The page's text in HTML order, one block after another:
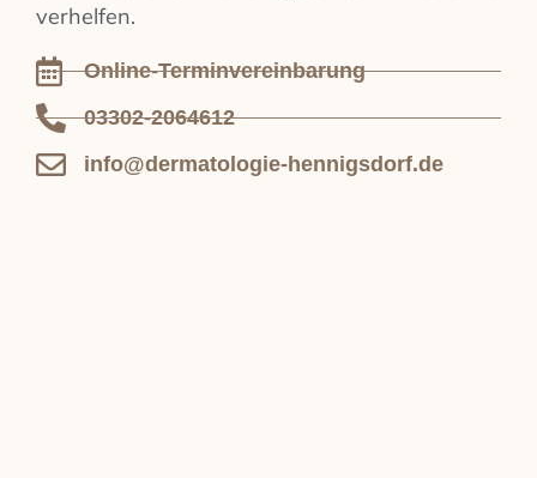
verhelfen.
Online-Terminvereinbarung
03302-2064612
info@dermatologie-hennigsdorf.de